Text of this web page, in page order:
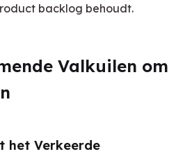
backlog behoudt.
Valkuilen om
het Verkeerde